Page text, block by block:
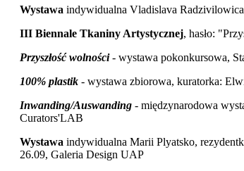
Wystawa indywidualna Vladislava
III Biennale Tkaniny Artystycznej, hasło:
Przyszłość wolności- wystawa pokonkursowa,
100% plastik - wystawa zbiorowa, kuratorka:
Inwanding/Auswanding - międzynarodowa
Curators'LAB
Wystawa indywidualna Marii Plyatsko,
26.09, Galeria Design UAP